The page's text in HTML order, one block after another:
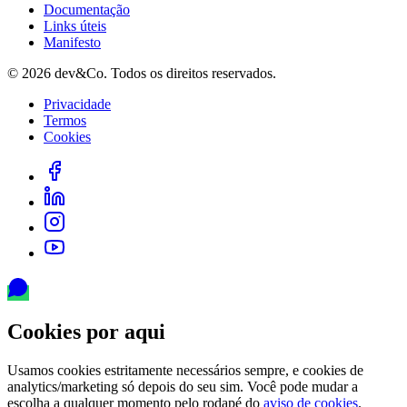
Documentação
Links úteis
Manifesto
© 2026 dev&Co. Todos os direitos reservados.
Privacidade
Termos
Cookies
Cookies por aqui
Usamos cookies estritamente necessários sempre, e cookies de
analytics/marketing só depois do seu sim. Você pode mudar a
escolha a qualquer momento pelo rodapé do aviso de cookies.